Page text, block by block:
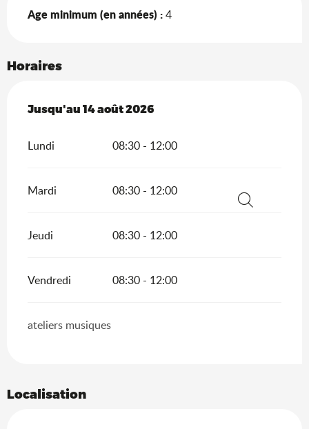
Age minimum (en années) :4
Horaires
Du3 août 2026au14 août 2026
Jusqu'au 14 août 2026
Lundi 08:30 - 12:00
Mardi 08:30 - 12:00
Jeudi 08:30 - 12:00
Vendredi 08:30 - 12:00
ateliers musiques
Localisation